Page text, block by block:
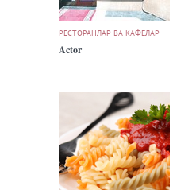
РЕСТОРАНЛАР ВА КАФЕЛАР
Actor